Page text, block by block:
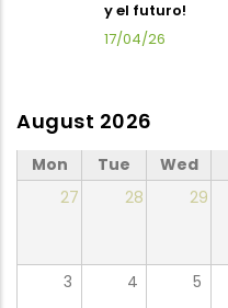
y el futuro!
17/04/26
August 2026
Mon Tue Wed
27
28 29
3 4 5